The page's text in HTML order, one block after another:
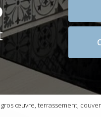
œuvre, terrassement,